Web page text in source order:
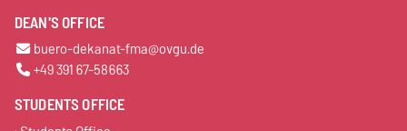
DEAN'S OFFICE
buero-dekanat-fma@ovgu.de
+49 391 67-58663
STUDENTS OFFICE